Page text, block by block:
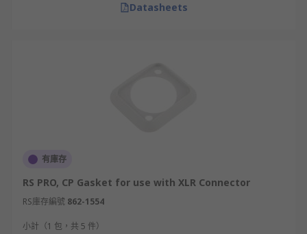
Datasheets
有庫存
RS PRO, CP Gasket for use with XLR Connector
RS庫存編號 862-1554
小計（1 包，共 5 件）